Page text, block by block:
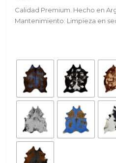
Calidad Premium. Hecho en
Mantenimiento: Limpieza en